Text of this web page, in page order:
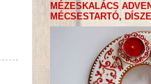
MÉZESKALÁCS
MÉCSESTARTÓ,